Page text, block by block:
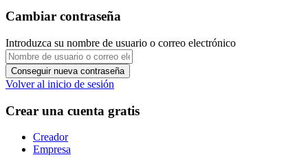
Cambiar contraseña
Introduzca su nombre de usuario o correo electrónico
Volver al inicio de sesión
Crear una cuenta gratis
Creador
Empresa